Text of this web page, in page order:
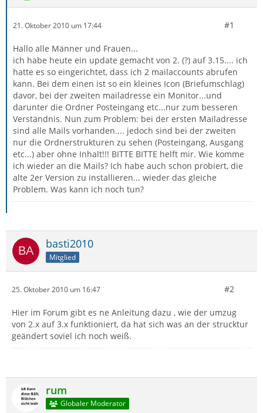
21. Oktober 2010 um 17:44 #1
Hallo alle Männer und Frauen...
ich habe heute ein update gemacht von 2. (?) auf 3.15.... ich
hatte es so eingerichtet, dass ich 2 mailaccounts abrufen
kann. Bei dem einen ist so ein kleines Icon (Briefumschlag)
davor, bei der zweiten mailadresse ein Monitor...und
darunter die Ordner Posteingang etc...nur zum besseren
Verständnis. Nun zum Problem: bei der ersten Mailadresse
sind alle Mails vorhanden.... jedoch sind bei der zweiten
nur die Ordnerstrukturen zu sehen (Posteingang, Ausgang
etc...) aber ohne Inhalt!!! BITTE BITTE helft mir. Wie komme
ich wieder an die Mails? Ich habe auch schon probiert, die
alte 2er Version zu installieren... wieder das gleiche
Problem. Was kann ich noch tun?
basti2010
Mitglied
25. Oktober 2010 um 16:47 #2
Hier im Forum gibt es ne Anleitung dazu , wie der umzug
von 2.x auf 3.x funktioniert, da hat sich was an der strucktur
geändert soviel ich noch weiß.
rum
Globaler Moderator